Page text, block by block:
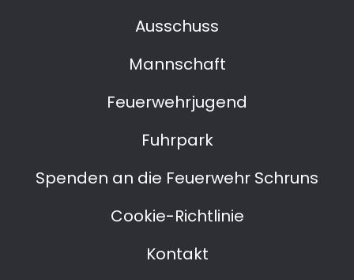
Ausschuss
Mannschaft
Feuerwehrjugend
Fuhrpark
Spenden an die Feuerwehr Schruns
Cookie-Richtlinie
Kontakt